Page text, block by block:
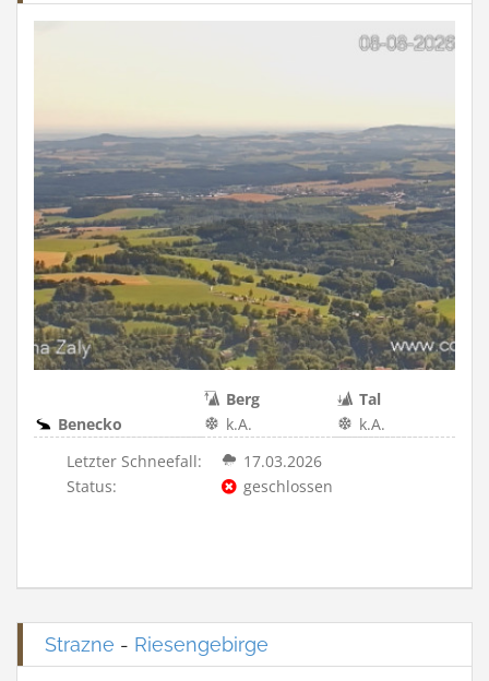
Berg
Tal
Benecko
k.A.
k.A.
Letzter Schneefall:
17.03.2026
Status:
geschlossen
Strazne - Riesengebirge